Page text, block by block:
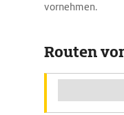
vornehmen.
Routen